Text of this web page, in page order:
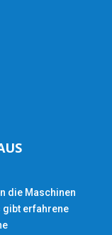
die Maschinen
gibt erfahrene